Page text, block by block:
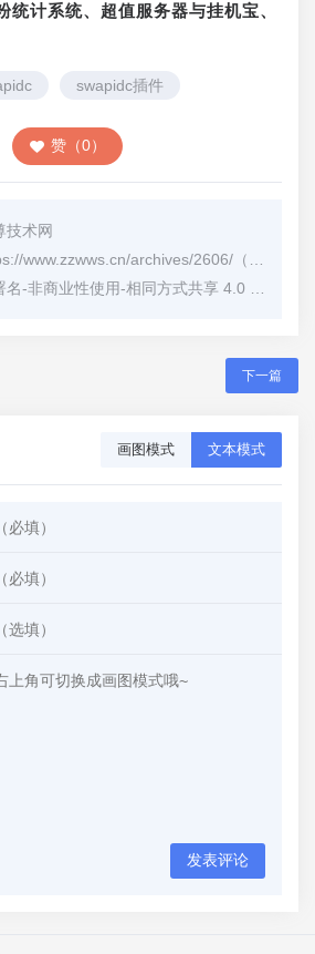
统计系统、超值服务器与挂机宝、
swapidc插件
赞（0）
技术网
www.zzwws.cn/archives/2606/ （转载时请注明本文出处及文章链接）
-非商业性使用-相同方式共享 4.0 国际 (CC BY-NC-SA 4.0)
下一篇
画图模式 文本模式
发表评论